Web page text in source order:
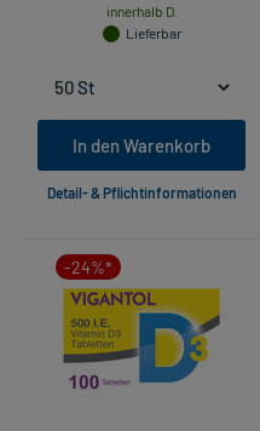
innerhalb D.
Lieferbar
In den Warenkorb
Detail- & Pflichtinformationen
-24%*